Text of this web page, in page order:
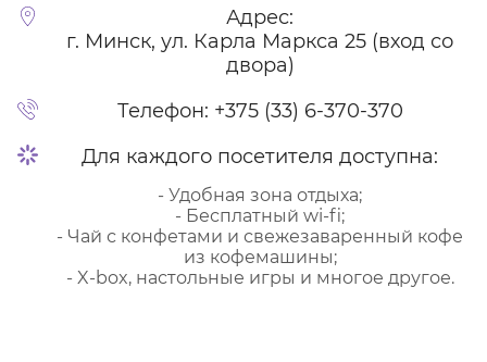
Адрес:
г. Минск, ул. Карла Маркса 25 (вход со
двора)
Телефон: +375 (33) 6-370-370
Для каждого посетителя доступна:
- Удобная зона отдыха;
- Бесплатный wi-fi;
- Чай с конфетами и свежезаваренный кофе
из кофемашины;
- X-box, настольные игры и многое другое.